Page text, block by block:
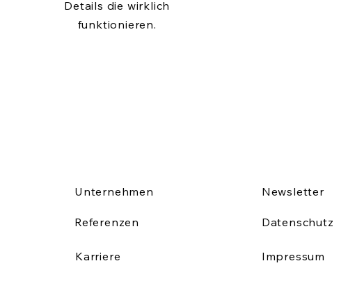
Details die wirklich
funktionieren.
Unternehmen
Referenzen
Karriere
Newsletter
Datenschutz
Impressum